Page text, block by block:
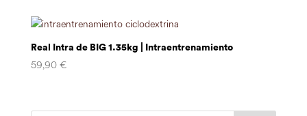
Real Intra de BIG 1.35kg | Intraentrenamiento
59,90 €